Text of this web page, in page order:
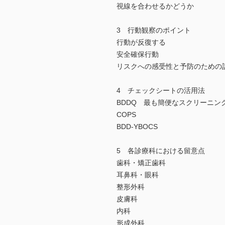
視線を合わせるかどうか
3 行動観察のポイント
行動が反復する
安全確保行動
リスクへの感受性と予防のための
4 チェックシートの活用法
BDDQ 最も簡便なスクリーニン
COPS
BDD-YBOCS
5 各診療科における留意点
歯科・矯正歯科
耳鼻科・眼科
整形外科
皮膚科
内科
形成外科